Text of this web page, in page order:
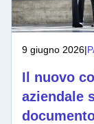
9 giugno 2026|
Il nuovo
aziendale